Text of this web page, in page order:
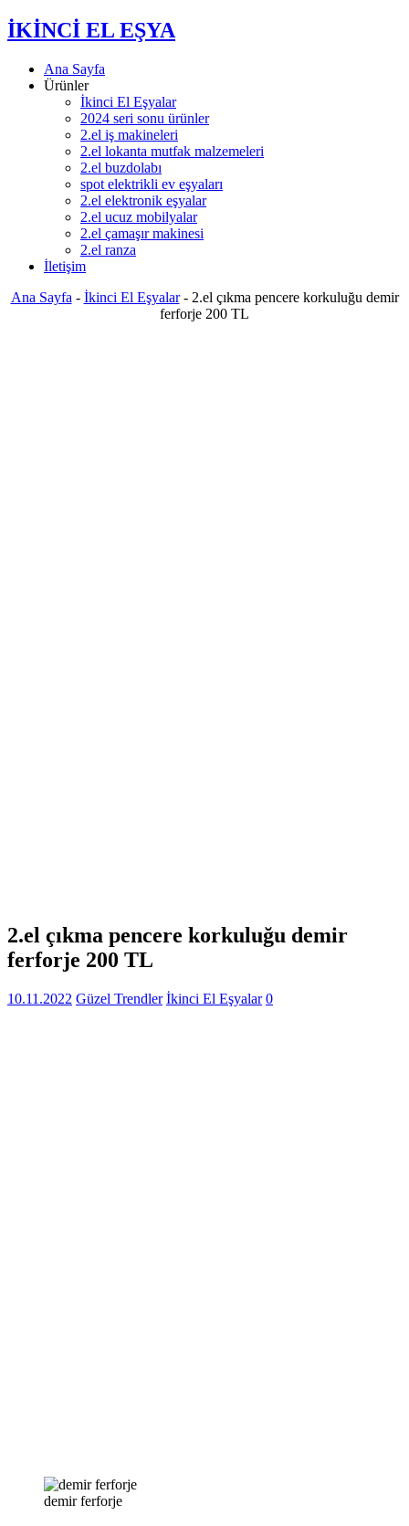
İKİNCİ EL EŞYA
Ana Sayfa
Ürünler
İkinci El Eşyalar
2024 seri sonu ürünler
2.el iş makineleri
2.el lokanta mutfak malzemeleri
2.el buzdolabı
spot elektrikli ev eşyaları
2.el elektronik eşyalar
2.el ucuz mobilyalar
2.el çamaşır makinesi
2.el ranza
İletişim
Ana Sayfa - İkinci El Eşyalar- 2.el çıkma pencere korkuluğu demir
ferforje 200 TL
2.el çıkma pencere korkuluğu demir
ferforje 200 TL
10.11.2022 Güzel Trendler İkinci El Eşyalar 0
demir ferforje